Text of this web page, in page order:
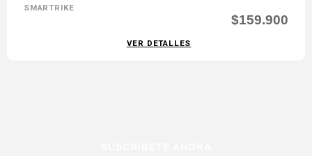
SMARTRIKE
$159.900
VER DETALLES